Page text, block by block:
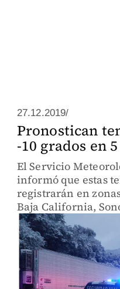
27.12.2019/
Pronostican
-10 grados en
El Servicio
informó que estas
registrarán en
Baja California,
Coahuila y
y la cuarta